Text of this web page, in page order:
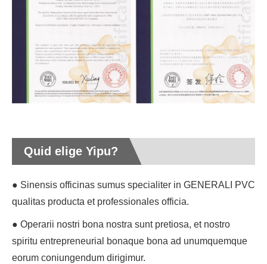
Quid elige Yipu?
● Sinensis officinas sumus specialiter in GENERALI PVC
qualitas producta et professionales officia.
● Operarii nostri bona nostra sunt pretiosa, et nostro
spiritu entrepreneurial bonaque bona ad unumquemque
eorum coniungendum dirigimur.